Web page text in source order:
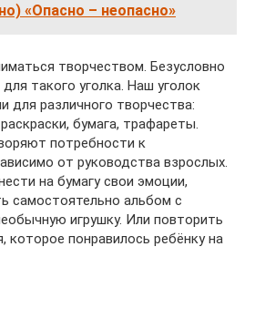
«Опасно – неопасно»
творчеством. Безусловно
такого уголка. Наш уголок
для различного творчества:
бумага, трафареты.
потребности к
от руководства взрослых.
на бумагу свои эмоции,
самостоятельно альбом с
игрушку. Или повторить
которое понравилось ребёнку на